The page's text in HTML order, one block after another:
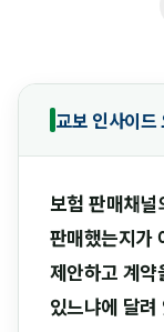
교보 인사이드
보험 판매채널
판매했는지가
제안하고 계
있느냐에 달